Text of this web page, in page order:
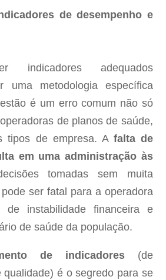
de desempenho e
indicadores adequados
uma metodologia específica
é um erro comum não só
de planos de saúde,
tipos de empresa. A falta de
em uma administração às
tomadas sem muita
ser fatal para a operadora
de instabilidade financeira e
de saúde da população.
de indicadores(de
qualidade) é o segredo para se